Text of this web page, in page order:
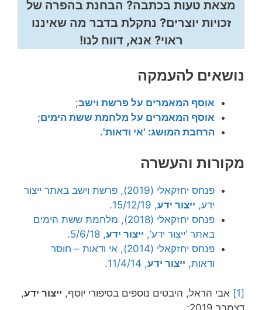
מצאת טעות בכתבה? הבחנת בהפרה של
זכויות יוצרים? נתקלת בדבר מה שאיננו
ראוי? אנא, דווח לנו!
נושאים להעמקה
אוסף המאמרים על פרשת וישב;
אוסף המאמרים על מלחמת ששת הימים;
הרחבת המושג: 'אי ודאות'.
מקורות והעשרה
פנחס יחזקאלי (2019), פרשת וישב באתר ייצור
ידע, ייצור ידע, 15/12/19.
פנחס יחזקאלי (2018), מלחמת ששת הימים
באתר ‘ייצור ידע’, ייצור ידע, 5/6/18.
פנחס יחזקאלי (2014), אי ודאות – חוסר
ודאות, ייצור ידע, 11/4/14.
[1] אבי הראל, היבטים נוספים בסיפורי יוסף, ייצור ידע,
דצמבר 2019;